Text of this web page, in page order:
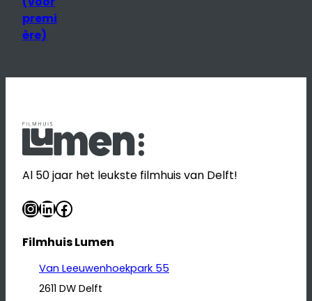
premi
ère)
Al 50 jaar het leukste filmhuis van Delft!
InstagramLinkedIn Facebook
Filmhuis Lumen
Van Leeuwenhoekpark 55
2611 DW Delft